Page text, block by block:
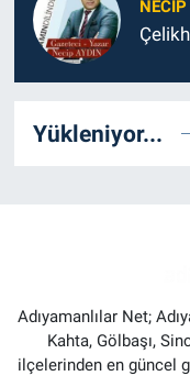
Yükleniyor...
Adıyamanlılar Net;
Kahta, Gölbaşı,
ilçelerinden en güncel